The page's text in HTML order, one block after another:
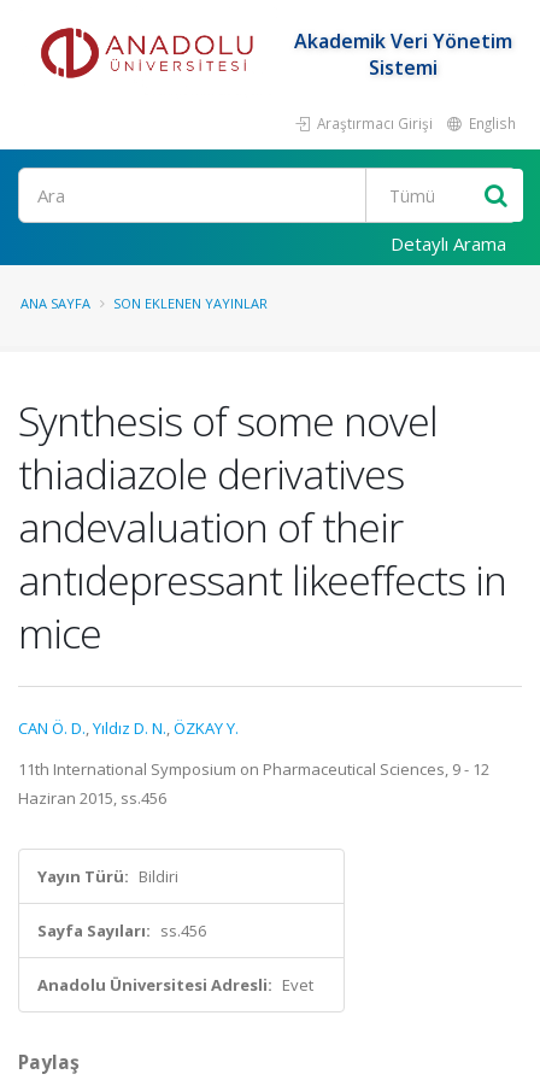
Akademik Veri Yönetim
Sistemi
Araştırmacı Girişi English
Ara
Detaylı Arama
ANA SAYFA SON EKLENEN YAYINLAR
Synthesis of some novel
thiadiazole derivatives
andevaluation of their
antıdepressant likeeffects in
mice
CAN Ö. D.,Yıldız D. N.,ÖZKAY Y.
11th International Symposium on Pharmaceutical Sciences, 9 - 12
Haziran 2015, ss.456
Yayın Türü: Bildiri
Sayfa Sayıları: ss.456
Anadolu Üniversitesi Adresli: Evet
Paylaş